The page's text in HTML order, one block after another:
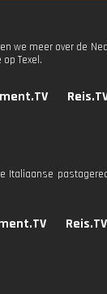
we meer over de
Texel.
Italiaanse
Reis.TV